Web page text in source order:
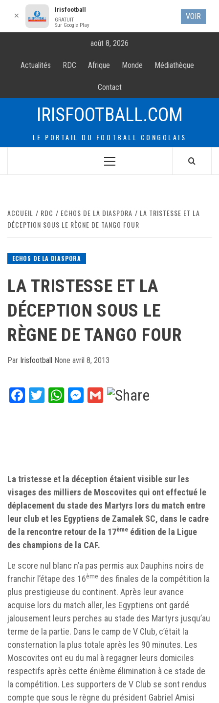
contenur
août 8, 2026
Actualités RDC Afrique Monde Médiathèque
Contact
IRISFOOTBALL.COM
LE PORTAIL DU FOOTBALL CONGOLAIS
Menu
ACCUEIL RDC ECHOS DE LA DIASPORA
LA TRISTESSE ET LA
DÉCEPTION SOUS LE RÈGNE DE TANGO FOUR
ECHOS DE LA DIASPORA
LA TRISTESSE ET LA
DÉCEPTION SOUS LE
RÈGNE DE TANGO FOUR
Par Irisfootball None avril 8, 2013
Facebook
TwitterWhatsApp
Messenger
Gmail
La tristesse et la déception étaient visible sur les
visages des milliers de Moscovites qui ont effectué le
déplacement du stade des Martyrs lors du match entre
leur club et les Egyptiens de Zamalek SC, dans le cadre
de la rencontre retour de la 17ème édition de la Ligue
des champions de la CAF.
Le score nul blanc n’a pas permis aux Dauphins noirs de
franchir l’étape des 16ème des finales de la compétition la
plus prestigieuse du continent. Après leur avance
acquise lors du match aller, les Egyptiens ont gardé
jalousement leurs perches au stade des Martyrs jusqu’au
terme de la partie. Dans le camp de V Club, c’était la
consternation la plus totale après les 90 minutes. Les
Moscovites ont eu du mal à regagner leurs domiciles
respectifs après cette énième élimination à ce stade de
la compétition. Les supporters de V Club se sont rendus
compte que sous le règne du président Gabriel Amisi
✕
Irisfootball
GRATUIT
Sur Google Play
VOIR